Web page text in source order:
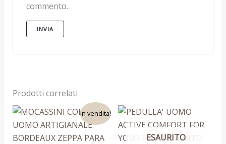
commento.
Prodotti correlati
In vendita!
Il
originale
era:
Il
prezzo
attuale
è:
Questo
prodotto
ha
ESAURITO
Questo
prodotto
ha